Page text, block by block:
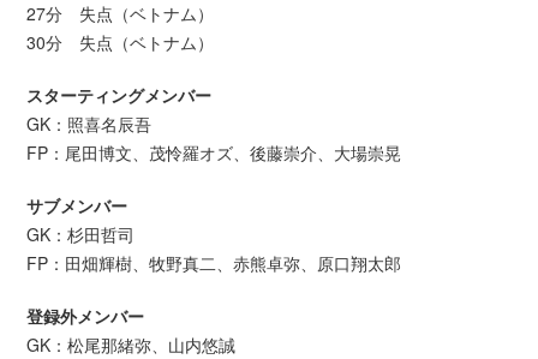
27分 失点（ベトナム）
30分 失点（ベトナム）
スターティングメンバー
GK：照喜名辰吾
FP：尾田博文、茂怜羅オズ、後藤崇介、大場崇晃
サブメンバー
GK：杉田哲司
FP：田畑輝樹、牧野真二、赤熊卓弥、原口翔太郎
登録外メンバー
GK：松尾那緒弥、山内悠誠